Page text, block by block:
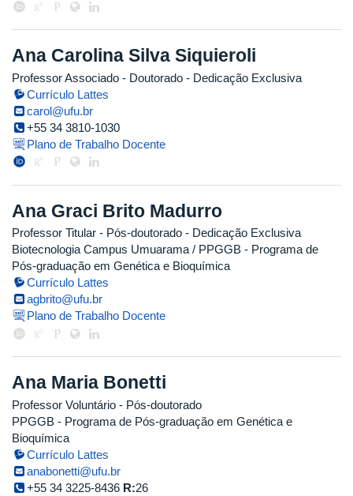
Ana Carolina Silva Siquieroli
Professor Associado - Doutorado - Dedicação Exclusiva
Currículo Lattes
carol@ufu.br
+55 34 3810-1030
Plano de Trabalho Docente
Ana Graci Brito Madurro
Professor Titular - Pós-doutorado - Dedicação Exclusiva
Biotecnologia Campus Umuarama / PPGGB - Programa de
Pós-graduação em Genética e Bioquímica
Currículo Lattes
agbrito@ufu.br
Plano de Trabalho Docente
Ana Maria Bonetti
Professor Voluntário - Pós-doutorado
PPGGB - Programa de Pós-graduação em Genética e
Bioquímica
Currículo Lattes
anabonetti@ufu.br
+55 34 3225-8436 R:26